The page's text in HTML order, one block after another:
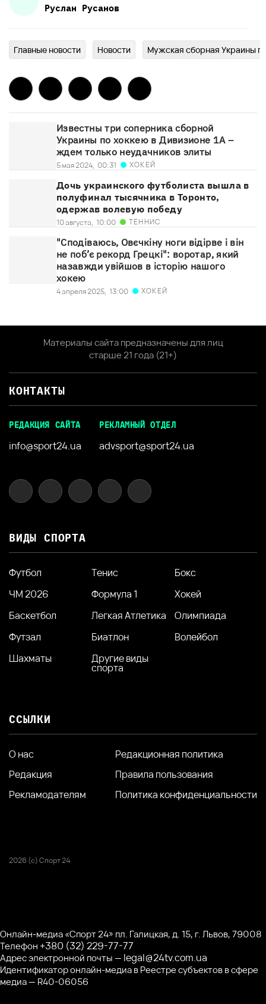
Руслан Русанов
Главныe новости Новости Мужская сборная Украины
Известны три соперника сборной
Украины по хоккею в Дивизионе 1А –
ждем только неудачников элиты
5 мая 2024, 00:31 ХОКЕЙ
Дочь украинского футболиста вышла в
полуфинал тысячника в Торонто,
одержав волевую победу
10 августа, 10:00 ТЕННИС
"Сподіваюсь, Овєчкіну ноги відірве і він
не поб’є рекорд Грецкі": воротар, який
назавжди увійшов в історію нашого
хокею
4 апреля 2025, 13:00 ХОКЕЙ
Материалы сайта предназначены для лиц
старше 21 года (21+)
КОНТАКТЫ
РЕДАКЦИЯ САЙТА
info@sport24.ua
РЕКЛАМНЫЙ ОТДЕЛ
advsport@sport24.ua
ВИДЫ СПОРТА
Футбол Тенис
Бокс
ЧМ 2026
Формула 1
Хокей
Баскетбол
Легкая Атлетика
Олимпиада
Футзал
Биатлон
Волейбол
Шахматы
Другие виды
спорта
ССЫЛКИ
О нас
Редакция
Рекламодателям
Редакционная политика
Правила пользования
Политика конфиденциальности
2026 (с) Спорт 24
Онлайн-медиа «Спорт 24» пл. Галицкая, д. 15, г. Львов, 79008
Телефон +380 (32) 229-77-77
Адрес электронной почты — legal@24tv.com.ua
Идентификатор онлайн-медиа в Реестре субъектов в сфере
медиа — R40-06056